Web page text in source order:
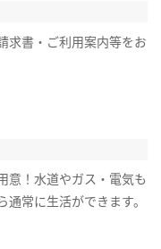
求書・ご利用案内等をお
意！水道やガス・電気も
常に生活ができます。